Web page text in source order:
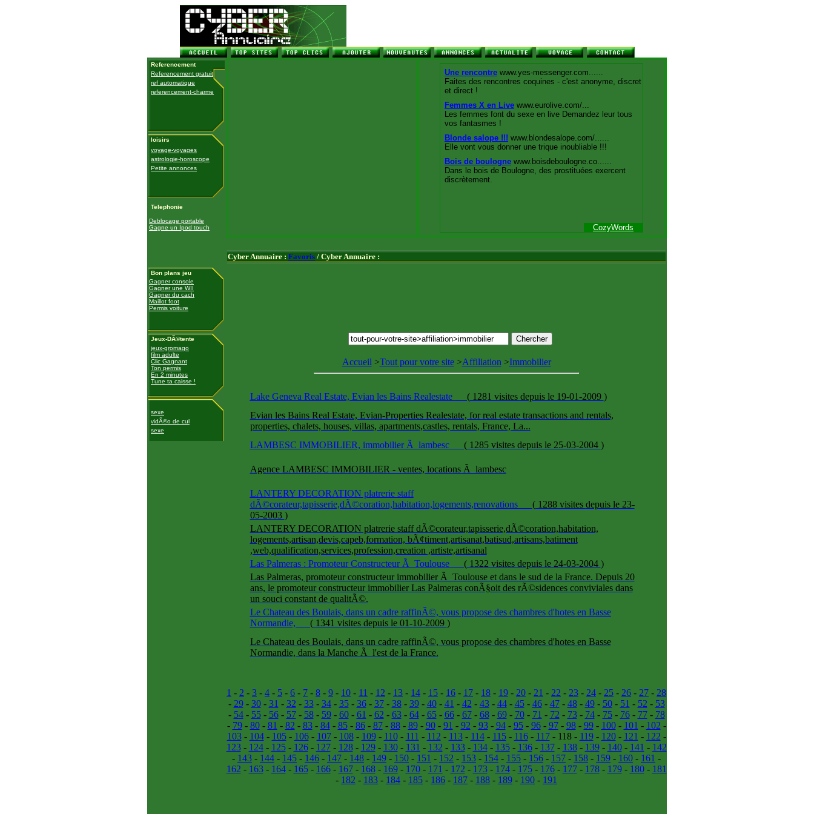
Referencement
Referencement gratuit
ref automatique
referencement-charme
loisirs
voyage-voyages
astrologie-horoscope
Petite annonces
Telephonie
Deblocage portable
Gagne un Ipod touch
Bon plans jeu
Gagner console
Gagner une WII
Gagner du cach
Maillot foot
Permis voiture
Jeux-DÃ©tente
jeux-gromago
film adulte
Clic Gagnant
Ton permis
En 2 minutes
Tune ta caisse !
sexe
vidÃ©o de cul
sexe
Cyber Annuaire : Favoris / Cyber Annuaire :
Accueil >Tout pour votre site>Affiliation >Immobilier
Lake Geneva Real Estate, Evian les Bains Realestate (1281 visites depuis le 19-01-2009 )
Evian les Bains Real Estate, Evian-Properties Realestate, for real estate transactions and rentals,
properties, chalets, houses, villas, apartments,castles, rentals, France, La...
LAMBESC IMMOBILIER, immobilier Ã lambesc
(1285 visites depuis le 25-03-2004 )
Agence LAMBESC IMMOBILIER - ventes, locations Ã lambesc
LANTERY DECORATION platrerie staff
dÃ©corateur,tapisserie,dÃ©coration,habitation,logements,renovations
(1288 visites depuis le 23-
05-2003 )
LANTERY DECORATION platrerie staff dÃ©corateur,tapisserie,dÃ©coration,habitation,
logements,artisan,devis,capeb,formation, bÃ¢timent,artisanat,batisud,artisans,batiment
,web,qualification,services,profession,creation ,artiste,artisanal
Las Palmeras : Promoteur Constructeur Ã Toulouse
(1322 visites depuis le 24-03-2004 )
Las Palmeras, promoteur constructeur immobilier Ã Toulouse et dans le sud de la France. Depuis 20
ans, le promoteur constructeur immobilier Las Palmeras conÃ§oit des rÃ©sidences conviviales dans
un souci constant de qualitÃ©.
Le Chateau des Boulais, dans un cadre raffinÃ©, vous propose des chambres d'hotes en Basse
Normandie,
(1341 visites depuis le 01-10-2009 )
Le Chateau des Boulais, dans un cadre raffinÃ©, vous propose des chambres d'hotes en Basse
Normandie, dans la Manche Ã l'est de la France.
1 - 2 - 3 - 4 - 5 - 6 - 7 - 8 - 9 - 10 - 11 - 12 - 13 - 14 - 15 - 16 - 17 - 18 - 19 - 20 - 21 - 22 - 23 - 24 - 25 - 26 - 27 - 28
- 29- 30- 31 - 32 - 33- 34- 35- 36- 37- 38- 39- 40- 41 - 42 - 43- 44- 45- 46- 47- 48- 49- 50- 51 - 52 - 53
- 54- 55- 56- 57- 58- 59- 60- 61 - 62 - 63- 64- 65- 66- 67- 68- 69- 70- 71 - 72 - 73- 74- 75- 76- 77- 78
- 79- 80- 81 - 82 - 83- 84- 85- 86- 87- 88- 89- 90- 91 - 92 - 93- 94- 95- 96- 97- 98- 99- 100- 101 - 102 -
103- 104- 105- 106- 107- 108- 109- 110- 111 - 112 - 113- 114- 115- 116- 117- 118 - 119- 120- 121 - 122 -
123- 124- 125- 126- 127- 128- 129- 130- 131 - 132 - 133- 134- 135- 136- 137- 138- 139- 140- 141 - 142
- 143 - 144 - 145 - 146 - 147 - 148 - 149 - 150 - 151 - 152 - 153 - 154 - 155 - 156 - 157 - 158 - 159 - 160 - 161 -
162 - 163- 164- 165- 166- 167- 168- 169- 170- 171 - 172 - 173- 174- 175- 176- 177- 178- 179- 180- 181
- 182 - 183 - 184 - 185 - 186 - 187 - 188 - 189 - 190 - 191